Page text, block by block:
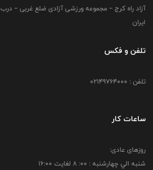
آزاد راه کرج – مجموعه ورزشی آزادی ضلع غربی –
ایران
تلفن و فکس
تلفن : 02149764000
ساعات کار
روزهای عادی:
شنبه الي چهارشنبه : 00: 8 لغايت 16:00